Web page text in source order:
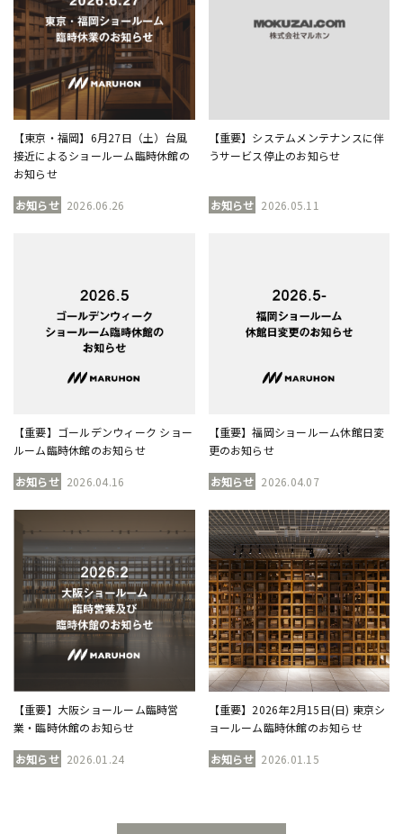
【東京・福岡】6月27日（土）台風
接近によるショールーム臨時休館の
お知らせ
お知らせ 2026.06.26
【重要】システムメンテナンスに伴
うサービス停止のお知らせ
お知らせ 2026.05.11
【重要】ゴールデンウィーク ショー
ルーム臨時休館のお知らせ
お知らせ 2026.04.16
【重要】福岡ショールーム休館日変
更のお知らせ
お知らせ 2026.04.07
【重要】大阪ショールーム臨時営
業・臨時休館のお知らせ
お知らせ 2026.01.24
【重要】2026年2月15日(日) 東京シ
ョールーム臨時休館のお知らせ
お知らせ 2026.01.15